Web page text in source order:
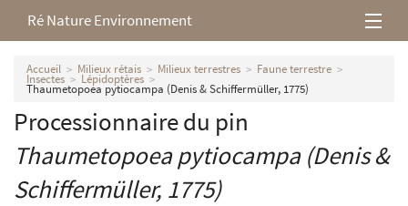
Ré Nature Environnement
L’association
Milieux rétais
Nos parutions
Accueil Milieux rétais Milieux terrestres Faune terrestre
Insectes Lépidoptères
Thaumetopoea pytiocampa (Denis & Schiffermüller, 1775)
Processionnaire du pin
Thaumetopoea pytiocampa(Denis &
Schiffermüller, 1775)